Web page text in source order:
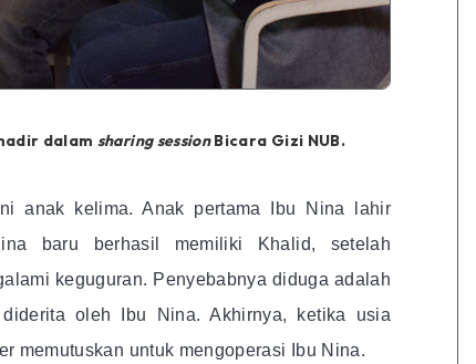
dalam sharing sessionBicara Gizi NUB.
anak kelima. Anak pertama Ibu Nina lahir
baru berhasil memiliki Khalid, setelah
keguguran. Penyebabnya diduga adalah
oleh Ibu Nina. Akhirnya, ketika usia
memutuskan untuk mengoperasi Ibu Nina.